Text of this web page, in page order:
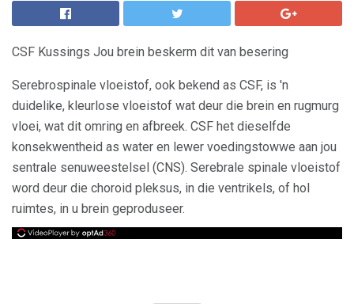
CSF Kussings Jou brein beskerm dit van besering
Serebrospinale vloeistof, ook bekend as CSF, is 'n
duidelike, kleurlose vloeistof wat deur die brein en rugmurg
vloei, wat dit omring en afbreek. CSF het dieselfde
konsekwentheid as water en lewer voedingstowwe aan jou
sentrale senuweestelsel (CNS). Serebrale spinale vloeistof
word deur die choroid pleksus, in die ventrikels, of hol
ruimtes, in u brein geproduseer.